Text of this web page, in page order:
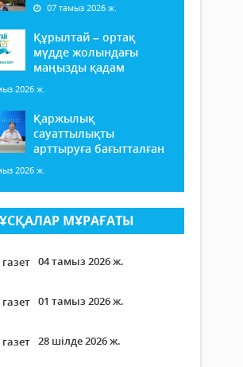
07 тамыз 2026 ж.
Құрылтай – ортақ
мүдде жолындағы
маңызды қадам
2026 ж.
Қаржылық
сауаттылықты
арттыруға бағытталған
2026 ж.
МҰРАҒАТЫ
04 тамыз 2026 ж.
01 тамыз 2026 ж.
28 шілде 2026 ж.